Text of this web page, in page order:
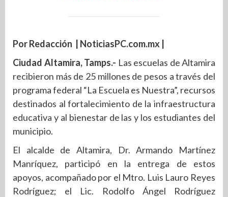
Por Redacción | NoticiasPC.com.mx |
Ciudad Altamira, Tamps.- Las escuelas de Altamira
recibieron más de 25 millones de pesos a través del
programa federal “La Escuela es Nuestra”, recursos
destinados al fortalecimiento de la infraestructura
educativa y al bienestar de las y los estudiantes del
municipio.
El alcalde de Altamira, Dr. Armando Martínez
Manríquez, participó en la entrega de estos
apoyos, acompañado por el Mtro. Luis Lauro Reyes
Rodríguez; el Lic. Rodolfo Ángel Rodríguez